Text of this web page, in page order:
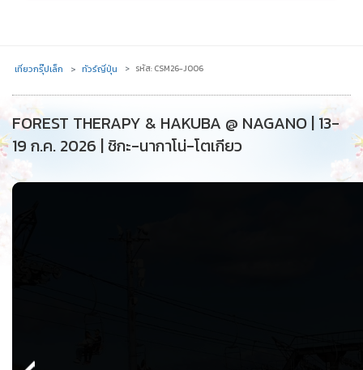
เที่ยวกรุ๊ปเล็ก ทัวร์ญี่ปุ่น รหัส: CSM26-J006
FOREST THERAPY & HAKUBA @ NAGANO | 13-
19 ก.ค. 2026 | ชิกะ-นากาโน่-โตเกียว